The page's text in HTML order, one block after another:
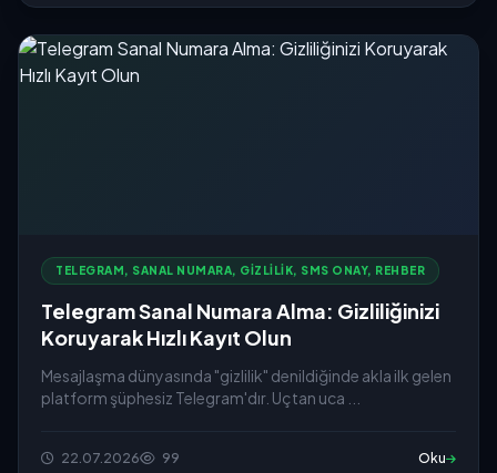
TELEGRAM, SANAL NUMARA, GIZLILIK, SMS ONAY, REHBER
Telegram Sanal Numara Alma: Gizliliğinizi
Koruyarak Hızlı Kayıt Olun
Mesajlaşma dünyasında "gizlilik" denildiğinde akla ilk gelen
platform şüphesiz Telegram'dır. Uçtan uca ...
22.07.2026 99 Oku